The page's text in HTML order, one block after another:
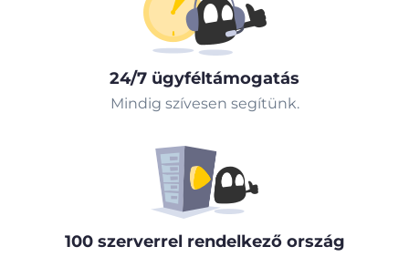
24/7 ügyféltámogatás
Mindig szívesen segítünk.
100 szerverrel rendelkező ország